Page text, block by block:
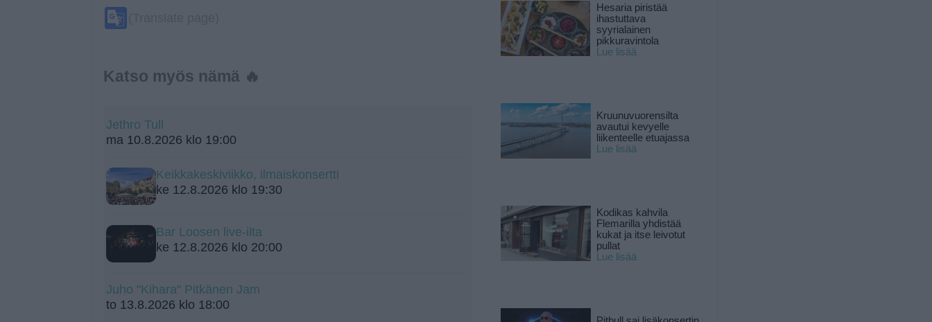
Katso myös nämä 🔥
Jethro Tull
ma 10.8.2026 klo 19:00
Keikkakeskiviikko, ilmaiskonsertti
ke 12.8.2026 klo 19:30
Bar Loosen live-ilta
ke 12.8.2026 klo 20:00
Juho "Kihara" Pitkänen Jam
to 13.8.2026 klo 18:00
Hesaria piristää
ihastuttava
syyrialainen
pikkuravintola
Lue lisää
Kruunuvuorensilta
avautui kevyelle
liikenteelle etuajassa
Lue lisää
Kodikas kahvila
Flemarilla yhdistää
kukat ja itse leivotut
pullat
Lue lisää